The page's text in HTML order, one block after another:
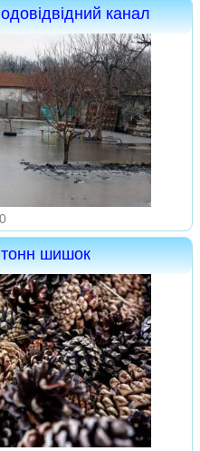
канал
0
тонн шишок